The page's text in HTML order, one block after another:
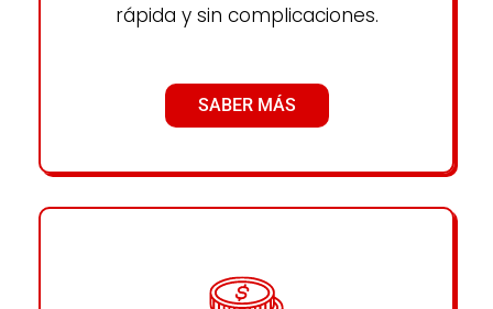
rápida y sin complicaciones.
SABER MÁS